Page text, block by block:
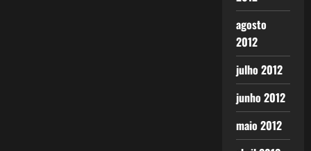
agosto
2012
julho 2012
junho 2012
maio 2012